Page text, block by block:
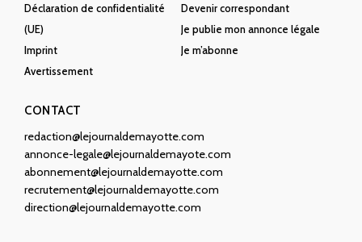
Déclaration de confidentialité
(UE)
Imprint
Avertissement
Devenir correspondant
Je publie mon annonce légale
Je m’abonne
CONTACT
redaction@lejournaldemayotte.com
annonce-legale@lejournaldemayote.com
abonnement@lejournaldemayotte.com
recrutement@lejournaldemayotte.com
direction@lejournaldemayotte.com